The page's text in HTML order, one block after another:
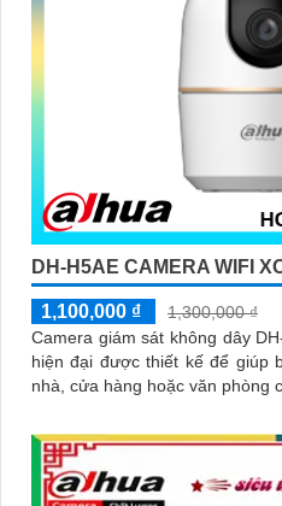
DH-H5AE CAMERA WIFI
1,100,000 ₫
1,300,000 ₫
Camera giám sát không dây
hiện đại được thiết kế để giúp
nhà, cửa hàng hoặc văn phòng